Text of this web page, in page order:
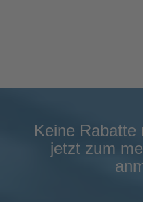
Keine Rabatte
jetzt zum